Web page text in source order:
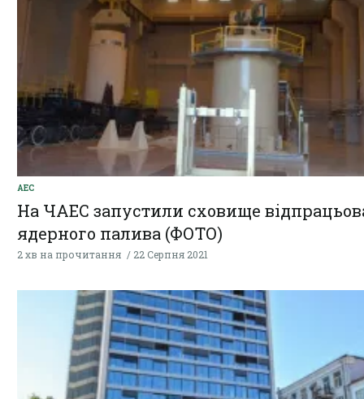
АЕС
На ЧАЕС запустили сховище
ядерного палива (ФОТО)
2 хв на прочитання 22 Серпня 2021